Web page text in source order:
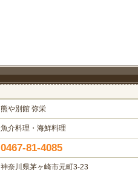
熊や別館 弥栄
魚介料理・海鮮料理
0467-81-4085
神奈川県茅ヶ崎市元町3-23